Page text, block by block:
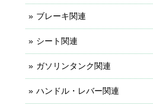
ブレーキ関連
シート関連
ガソリンタンク関連
ハンドル・レバー関連